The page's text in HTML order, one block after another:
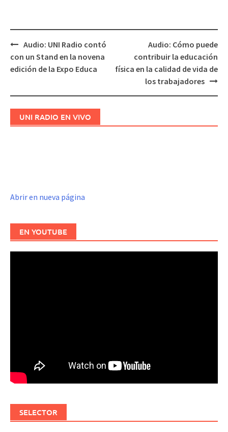
Navegación
de
Audio: UNI Radio contó
con un Stand en la novena
edición de la Expo Educa
Audio: Cómo puede
contribuir la educación
física en la calidad de vida de
los trabajadores
UNI RADIO EN VIVO
Abrir en nueva página
EN YOUTUBE
SELECTOR